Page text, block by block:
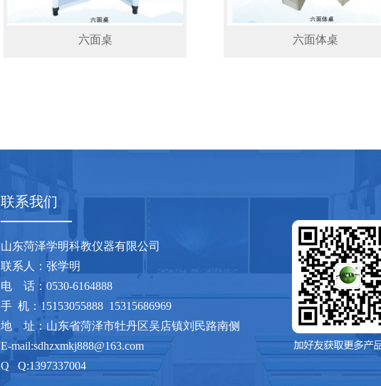
六面桌 六面体桌
联系我们
山东菏泽学明科教仪器有限公司
联系人：张学明
电 话：0530-6164888
手 机：15153055888 15315686969
地 址：山东省菏泽市牡丹区吴店镇刘民路南侧
E-mail:sdhzxmkj888@163.com
Q Q:1397337004